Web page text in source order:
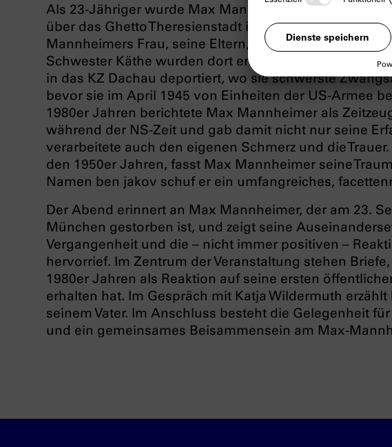
Als 23-Jähriger wurde Max Mannheimer mit seinen
über das Ghetto Theresienstadt in das
Mannheimers Frau, seine Eltern, seine Brüder Erich
Schwester Käthe wurden dort ermordet. Er selbst und
in das KZ Dachau deportiert, wo sie schwerste
bevor sie im April 1945 von Einheiten der US-Armee
1980er Jahren berichtete Max Mannheimer als
während der NS-Zeit und gab damit nicht nur seine
verarbeitete auch den eigenen Schmerz und die
den 1950er Jahren, fasst Max Mannheimer seine
Namen ben jakov schuf er ein umfangreiches,
Der Abend erinnert an Max Mannheimer, der am 23.
München gestorben ist, und zeigt seine
Vergangenheit und die – nicht immer positiven –
hervorrief. Im Zentrum der Veranstaltung stehen
1980er Jahren als Reaktion auf seine ersten
erhalten hat. Im Gespräch mit Katja Wildermuth
seinem Vater. Im Anschluss besteht die Gelegenheit
und ein gemeinsames Beisammensein am Max-